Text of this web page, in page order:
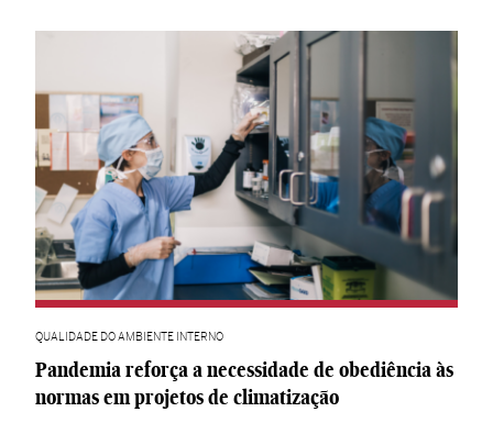
QUALIDADE DO AMBIENTE INTERNO
Pandemia reforça a necessidade de obediência às
normas em projetos de climatização